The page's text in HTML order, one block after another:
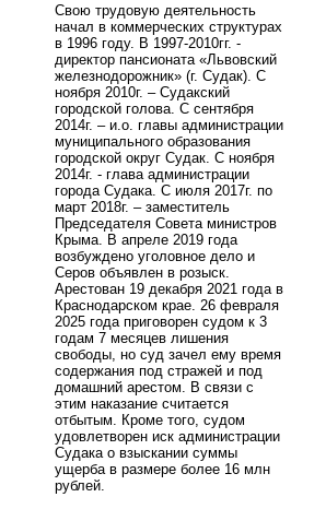
Свою трудовую деятельность
начал в коммерческих структурах
в 1996 году. В 1997-2010гг. -
директор пансионата «Львовский
железнодорожник» (г. Судак). С
ноября 2010г. – Судакский
городской голова. С сентября
2014г. – и.о. главы администрации
муниципального образования
городской округ Судак. С ноября
2014г. - глава администрации
города Судака. С июля 2017г. по
март 2018г. – заместитель
Председателя Совета министров
Крыма.
В апреле 2019 года
возбуждено уголовное дело и
Серов объявлен в розыск.
Арестован 19 декабря 2021 года в
Краснодарском крае. 26 февраля
2025 года приговорен судом к 3
годам 7 месяцев лишения
свободы, но суд зачел ему время
содержания под стражей и под
домашний арестом. В связи с
этим наказание считается
отбытым. Кроме того, судом
удовлетворен иск администрации
Судака о взыскании суммы
ущерба в размере более 16 млн
рублей.